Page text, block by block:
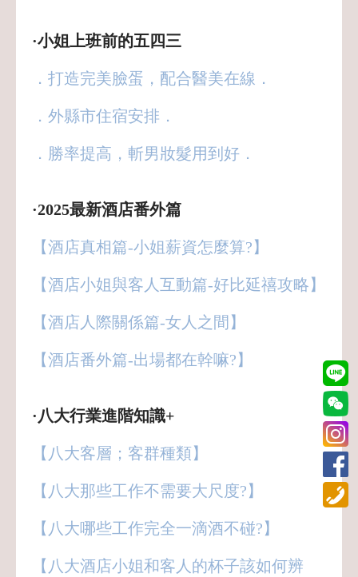
·小姐上班前的五四三
．打造完美臉蛋，配合醫美在線．
．外縣市住宿安排．
．勝率提高，斬男妝髮用到好．
·2025最新酒店番外篇
【酒店真相篇-小姐薪資怎麼算?】
【酒店小姐與客人互動篇-好比延禧攻略】
【酒店人際關係篇-女人之間】
【酒店番外篇-出場都在幹嘛?】
·八大行業進階知識+
【八大客層；客群種類】
【八大那些工作不需要大尺度?】
【八大哪些工作完全一滴酒不碰?】
【八大酒店小姐和客人的杯子該如何辨